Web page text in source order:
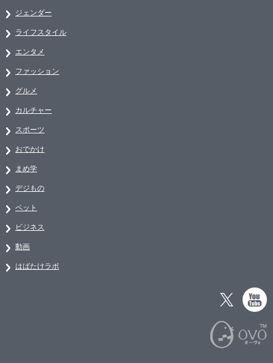
ジェンダー
ライフスタイル
エンタメ
ファッション
グルメ
カルチャー
スポーツ
おでかけ
まめ学
デジもの
ペット
ビジネス
動画
はばたけラボ